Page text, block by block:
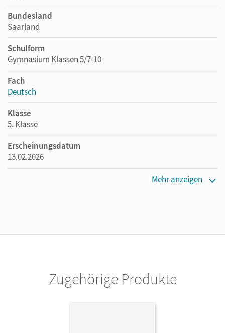
Bundesland
Saarland
Schulform
Gymnasium Klassen 5/7-10
Fach
Deutsch
Klasse
5. Klasse
Erscheinungsdatum
13.02.2026
Mehr anzeigen
Zugehörige Produkte